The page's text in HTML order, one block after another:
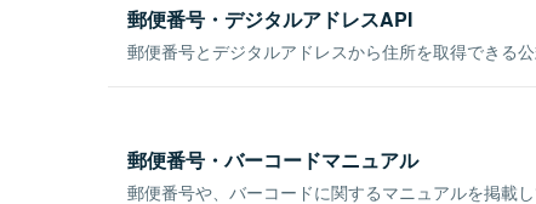
郵便番号・デジタルアドレスAPI
郵便番号とデジタルアドレスから住所を取得できる公
郵便番号・バーコードマニュアル
郵便番号や、バーコードに関するマニュアルを掲載し